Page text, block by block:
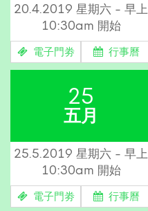
20.4.2019 星期六 - 早上
10:30am 開始
電子門劵 行事曆
25
五月
25.5.2019 星期六 - 早上
10:30am 開始
電子門劵 行事曆